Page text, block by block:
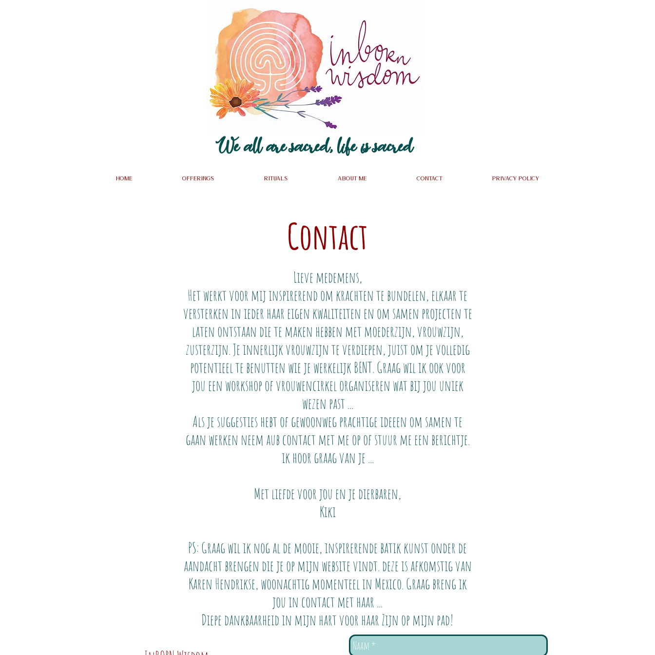
We all are sacred, life is sacred~
Home Offerings Rituals About me Contact Privacy policy
Contact
Lieve medemens,
Het werkt voor mij inspirerend om krachten te bundelen, elkaar te
versterken in ieder haar eigen kwaliteiten en om samen projecten te
laten ontstaan die te maken hebben met moederzijn, vrouwzijn,
zusterzijn. Je innerlijk vrouwzijn te verdiepen, juist om je volledig
potentieel te benutten wie je werkelijk BENT. Graag wil ik ook voor
jou een workshop of vrouwencirkel organiseren wat bij jou uniek
wezen past ...
Als je suggesties hebt of gewoonweg prachtige ideeen om samen te
gaan werken neem aub contact met me op of stuur me een berichtje.
ik hoor graag van je ...
Met liefde voor jou en je dierbaren,
Kiki
PS: Graag wil ik nog al de mooie, inspirerende batik kunst onder de
aandacht brengen die je op mijn website vindt. deze is afkomstig van
Karen Hendrikse, woonachtig momenteel in Mexico. Graag breng ik
jou in contact met haar ...
Diepe dankbaarheid in mijn hart voor haar Zijn op mijn pad!